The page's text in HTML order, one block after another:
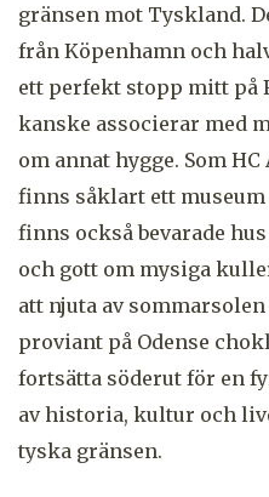
gränsen mot Tyskland.
från Köpenhamn och
ett perfekt stopp mitt på
kanske associerar med
om annat hygge. Som
finns såklart ett
finns också bevarade
och gott om mysiga
att njuta av
proviant på Odense
fortsätta söderut för en
av historia, kultur och
tyska gränsen.